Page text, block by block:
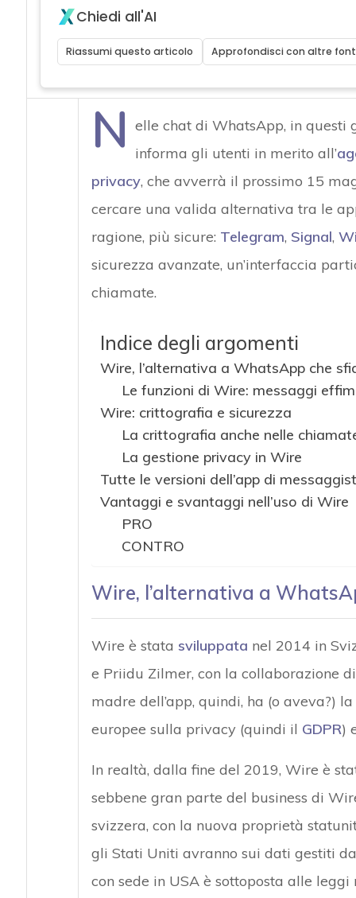
Chiedi all'AI
Riassumi questo articolo Approfondisci con altre
N elle chat di WhatsApp, in questi
informa gli utenti in merito all’
privacy, che avverrà il prossimo 15
cercare una valida alternativa tra le
ragione, più sicure: Telegram, Signal,
sicurezza avanzate, un’interfaccia
chiamate.
Indice degli argomenti
Wire, l’alternativa a WhatsApp che
Le funzioni di Wire: messaggi
Wire: crittografia e sicurezza
La crittografia anche nelle
La gestione privacy in Wire
Tutte le versioni dell’app di
Vantaggi e svantaggi nell’uso di Wire
PRO
CONTRO
Wire, l’alternativa a
Wire è stata sviluppata nel 2014 in
e Priidu Zilmer, con la collaborazione
madre dell’app, quindi, ha (o aveva?)
europee sulla privacy (quindi il GDPR)
In realtà, dalla fine del 2019, Wire è
sebbene gran parte del business di
svizzera, con la nuova proprietà
gli Stati Uniti avranno sui dati gestiti
con sede in USA è sottoposta alle